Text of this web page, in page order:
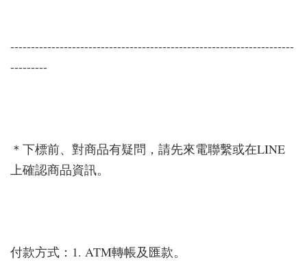
---------------------------------------------------------------------
---------
＊下標前、對商品有疑問，請先來電聯繫或在LINE
上確認商品資訊。
付款方式：1. ATM轉帳及匯款。